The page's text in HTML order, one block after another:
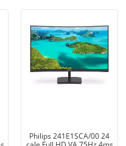
Philips 241E1SCA/00 24